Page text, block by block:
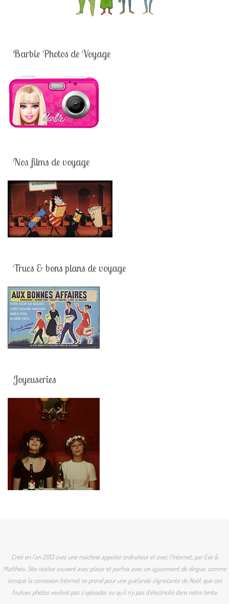
Barbie Photos de Voyage
Nos films de voyage
Trucs & bons plans de voyage
Joyeuseries
Créé en l'an 2013 avec une machine appelée ordinateur et avec l'Internet, par Eve &
Matthieu. Site réalise souvent avec plaisir et parfois avec un agacement de dingue, comme
lorsque la connexion Internet se prend pour une guirlande clignotante de Noël, que ces
foutues photos veulent pas s'uploader, ou qu'il n'y pas d'électricité dans notre tente.